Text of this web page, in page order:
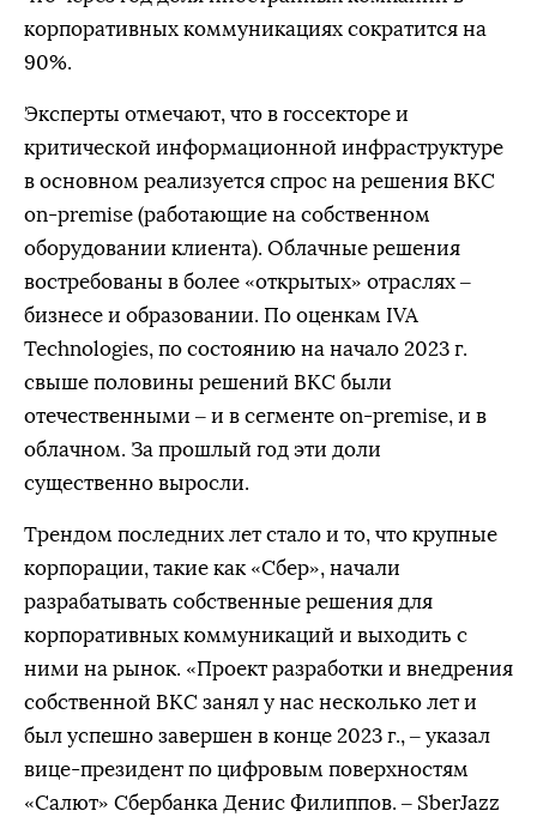
корпоративных коммуникациях сократится на
90%.
Эксперты отмечают, что в госсекторе и
критической информационной инфраструктуре
в основном реализуется спрос на решения ВКС
on-premise (работающие на собственном
оборудовании клиента). Облачные решения
востребованы в более «открытых» отраслях –
бизнесе и образовании. По оценкам IVA
Technologies, по состоянию на начало 2023 г.
свыше половины решений ВКС были
отечественными – и в сегменте on-premise, и в
облачном. За прошлый год эти доли
существенно выросли.
Трендом последних лет стало и то, что крупные
корпорации, такие как «Сбер», начали
разрабатывать собственные решения для
корпоративных коммуникаций и выходить с
ними на рынок. «Проект разработки и внедрения
собственной ВКС занял у нас несколько лет и
был успешно завершен в конце 2023 г., – указал
вице-президент по цифровым поверхностям
«Салют» Сбербанка Денис Филиппов. – SberJazz